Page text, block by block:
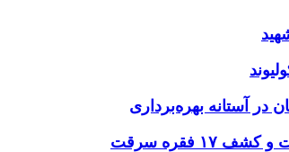
در آستانه بهره‌برداری